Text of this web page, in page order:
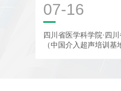
07-16
四川省医学科学院·四
（中国介入超声培训基